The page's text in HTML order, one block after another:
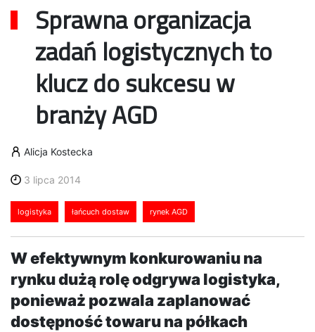
Sprawna organizacja
zadań logistycznych to
klucz do sukcesu w
branży AGD
Alicja Kostecka
3 lipca 2014
logistyka łańcuch dostaw rynek AGD
W efektywnym konkurowaniu na
rynku dużą rolę odgrywa logistyka,
ponieważ pozwala zaplanować
dostępność towaru na półkach